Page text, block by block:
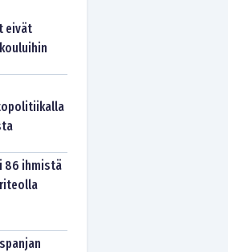
eivät
86 ihmistä